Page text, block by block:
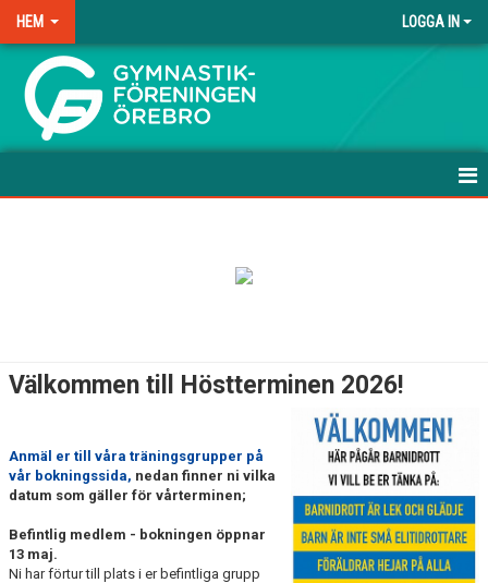
HEM LOGGA IN
.
FÖRENINGSKLÄDER
KALENDER & MINIBUSS
DOKUMENT
Välkommen till Höstterminen 2026!
Anmäl er till våra träningsgrupper på
vår bokningssida, nedan finner ni vilka
datum som gäller för vårterminen;
Befintlig medlem - bokningen öppnar
13 maj.
Ni har förtur till plats i er befintliga grupp